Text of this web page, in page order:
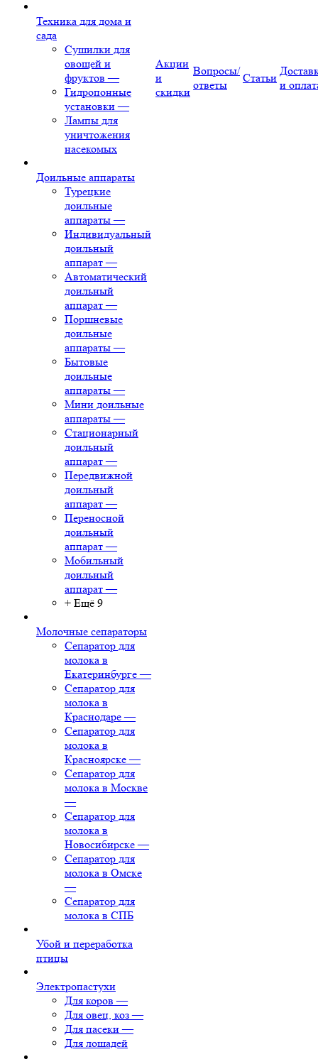
Техника для дома и
сада
Сушилки для
овощей и
фруктов —
Гидропонные
установки —
Лампы для
уничтожения
насекомых
Доильные аппараты
Турецкие
доильные
аппараты —
Индивидуальный
доильный
аппарат —
Автоматический
доильный
аппарат —
Поршневые
доильные
аппараты —
Бытовые
доильные
аппараты —
Мини доильные
аппараты —
Стационарный
доильный
аппарат —
Передвижной
доильный
аппарат —
Переносной
доильный
аппарат —
Мобильный
доильный
аппарат —
+ Ещё 9
Молочные сепараторы
Сепаратор для
молока в
Екатеринбурге —
Сепаратор для
молока в
Краснодаре —
Сепаратор для
молока в
Красноярске —
Сепаратор для
молока в Москве
—
Сепаратор для
молока в
Новосибирске —
Сепаратор для
молока в Омске
—
Сепаратор для
молока в СПБ
Убой и переработка
птицы
Электропастухи
Для коров —
Для овец, коз —
Для пасеки —
Для лошадей
Акции
и
скидки
Вопросы/
ответы
Статьи
и